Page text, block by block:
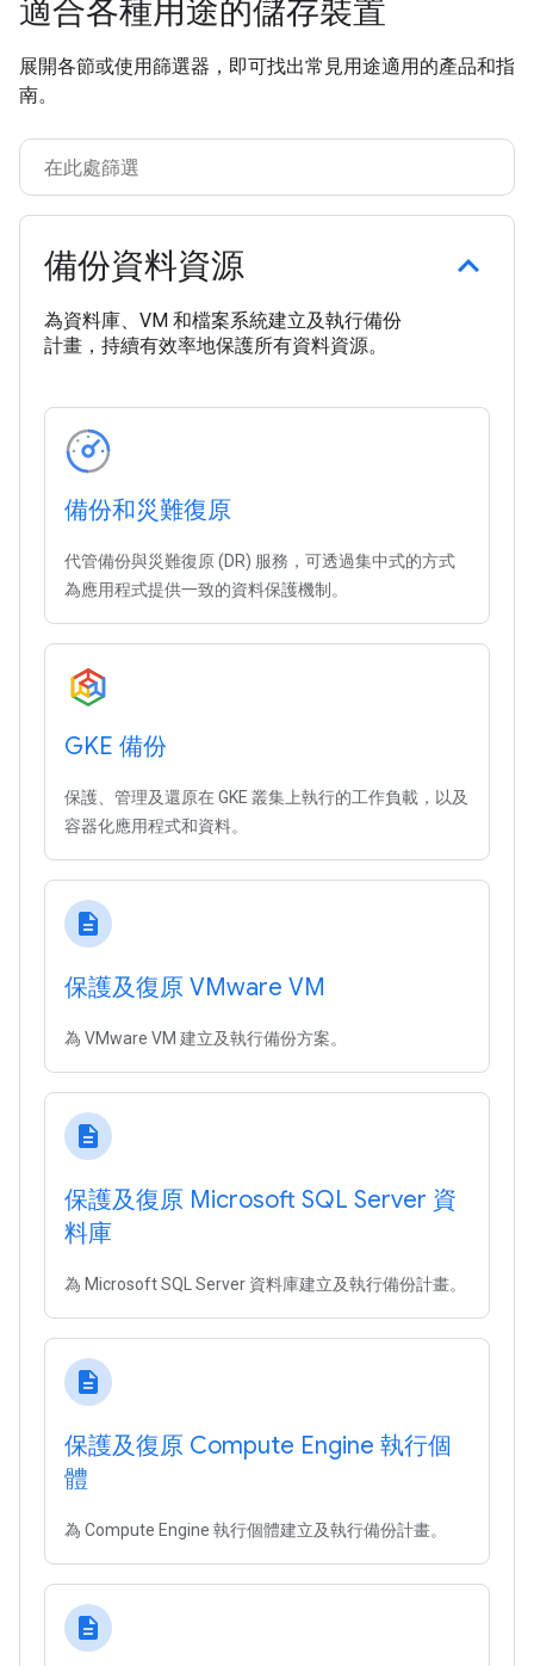
適合各種用途的儲存裝置
展開各節或使用篩選器，即可找出常見用途適用的產品和指
南。
備份資料資源
為資料庫、VM 和檔案系統建立及執行備份
計畫，持續有效率地保護所有資料資源。
備份和災難復原
代管備份與災難復原 (DR) 服務，可透過集中式的方式
為應用程式提供一致的資料保護機制。
GKE 備份
保護、管理及還原在 GKE 叢集上執行的工作負載，以及
容器化應用程式和資料。
description
保護及復原 VMware VM
為 VMware VM 建立及執行備份方案。
description
保護及復原 Microsoft SQL Server 資
料庫
為 Microsoft SQL Server 資料庫建立及執行備份計畫。
description
保護及復原 Compute Engine 執行個
體
為 Compute Engine 執行個體建立及執行備份計畫。
description